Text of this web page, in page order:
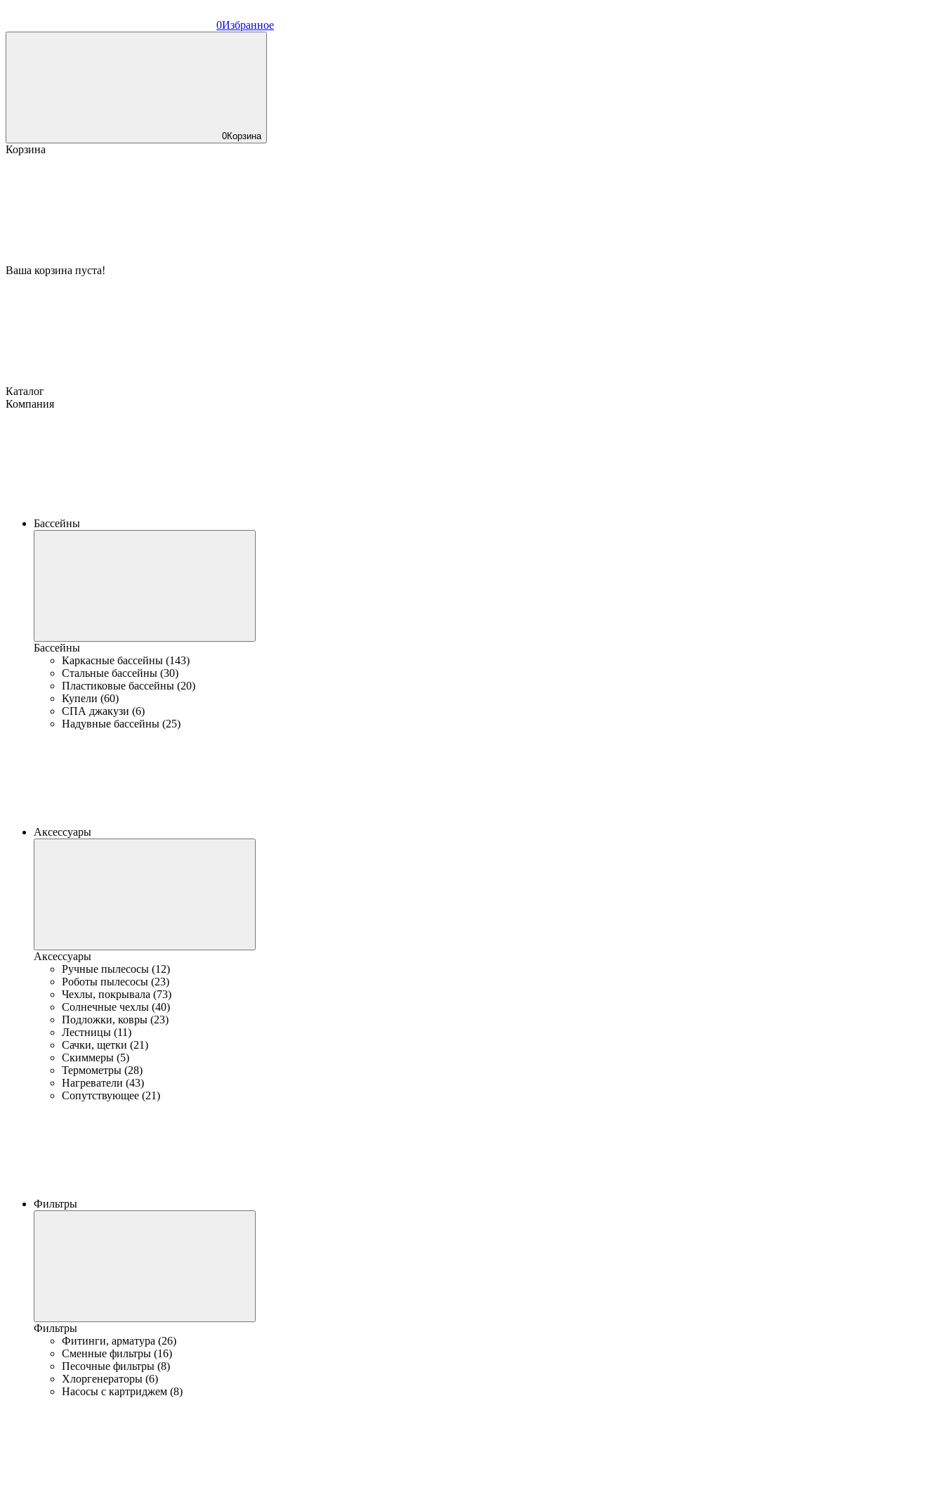
0Избранное
0Корзина
Корзина
Ваша корзина пуста!
Каталог
Компания
Бассейны
Бассейны
Каркасные бассейны (143)
Стальные бассейны (30)
Пластиковые бассейны (20)
Купели (60)
СПА джакузи (6)
Надувные бассейны (25)
Аксессуары
Аксессуары
Ручные пылесосы (12)
Роботы пылесосы (23)
Чехлы, покрывала (73)
Солнечные чехлы (40)
Подложки, ковры (23)
Лестницы (11)
Сачки, щетки (21)
Скиммеры (5)
Термометры (28)
Нагреватели (43)
Сопутствующее (21)
Фильтры
Фильтры
Фитинги, арматура (26)
Сменные фильтры (16)
Песочные фильтры (8)
Хлоргенераторы (6)
Насосы с картриджем (8)